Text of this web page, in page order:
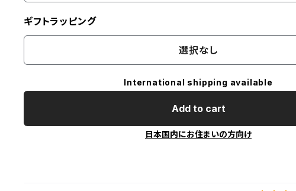
ギフトラッピング
選択なし
International shipping available
Add to cart
日本国内にお住まいの方向け